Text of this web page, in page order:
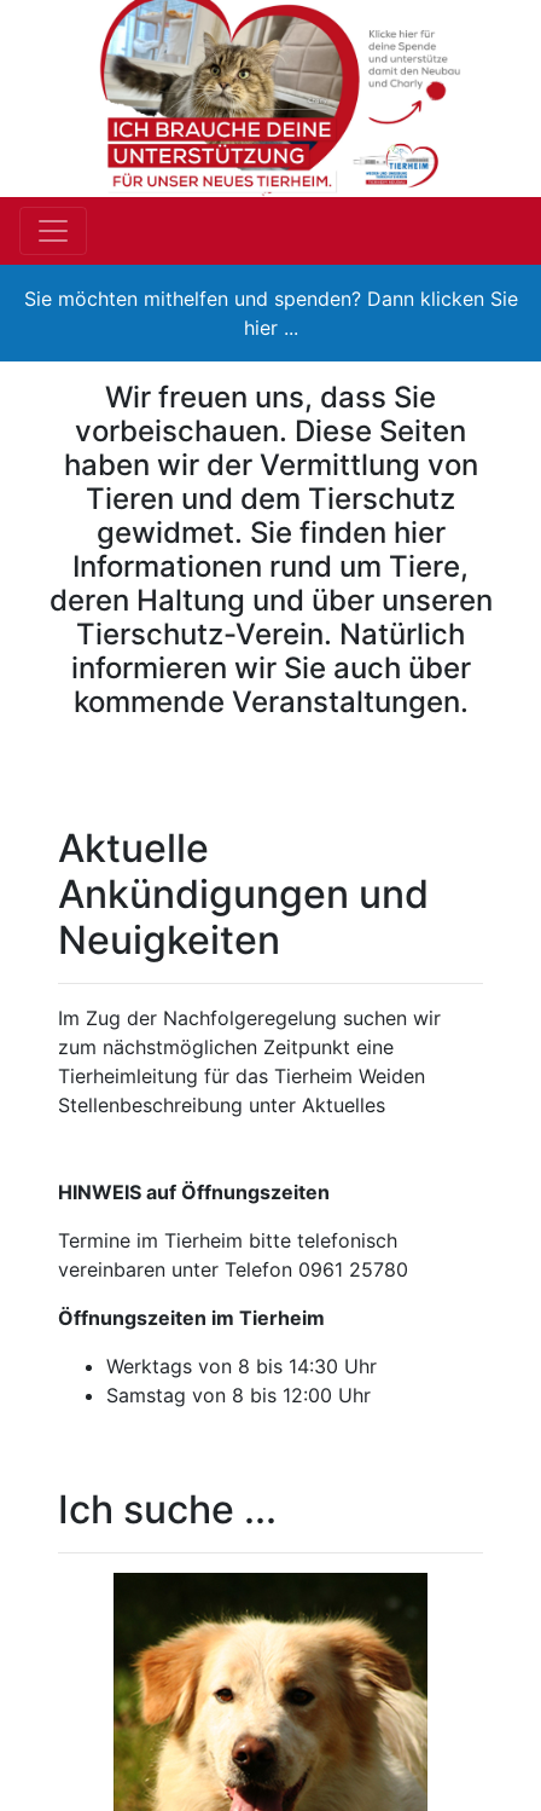
Sie möchten mithelfen und spenden? Dann klicken Sie
hier ...
Wir freuen uns, dass Sie
vorbeischauen. Diese Seiten
haben wir der Vermittlung von
Tieren und dem Tierschutz
gewidmet. Sie finden hier
Informationen rund um Tiere,
deren Haltung und über unseren
Tierschutz-Verein. Natürlich
informieren wir Sie auch über
kommende Veranstaltungen.
Aktuelle
Ankündigungen und
Neuigkeiten
Im Zug der Nachfolgeregelung suchen wir
zum nächstmöglichen Zeitpunkt eine
Tierheimleitung für das Tierheim Weiden
Stellenbeschreibung unter Aktuelles
HINWEIS auf Öffnungszeiten
Termine im Tierheim bitte telefonisch
vereinbaren unter Telefon 0961 25780
Öffnungszeiten im Tierheim
Werktags von 8 bis 14:30 Uhr
Samstag von 8 bis 12:00 Uhr
Ich suche ...